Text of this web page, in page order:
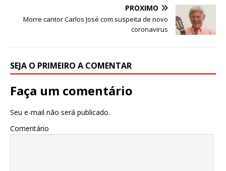
PRÓXIMO
Morre cantor Carlos José com suspeita de novo
coronavirus
SEJA O PRIMEIRO A COMENTAR
Faça um comentário
Seu e-mail não será publicado.
Comentário